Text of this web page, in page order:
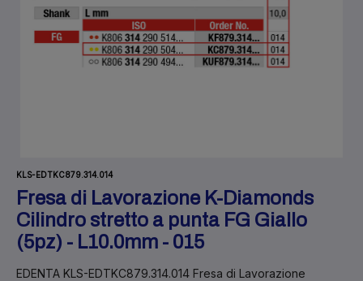
KLS-EDTKC879.314.014
Fresa di Lavorazione K-Diamonds
Cilindro stretto a punta FG Giallo
(5pz) - L10.0mm - 015
EDENTA KLS-EDTKC879.314.014 Fresa di Lavorazione